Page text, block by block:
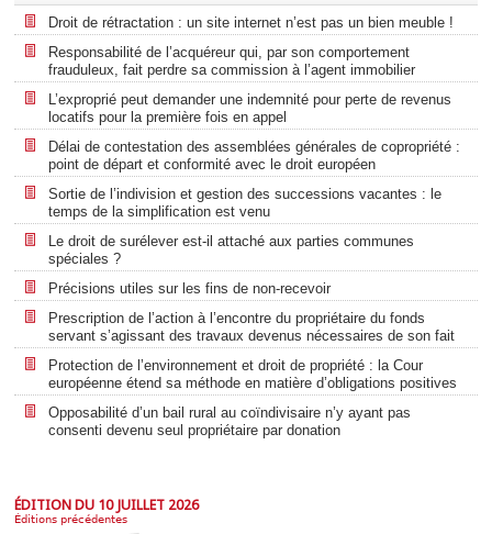
Droit de rétractation : un site internet n’est pas un bien meuble !
Responsabilité de l’acquéreur qui, par son comportement
frauduleux, fait perdre sa commission à l’agent immobilier
L’exproprié peut demander une indemnité pour perte de revenus
locatifs pour la première fois en appel
Délai de contestation des assemblées générales de copropriété :
point de départ et conformité avec le droit européen
Sortie de l’indivision et gestion des successions vacantes : le
temps de la simplification est venu
Le droit de surélever est-il attaché aux parties communes
spéciales ?
Précisions utiles sur les fins de non-recevoir
Prescription de l’action à l’encontre du propriétaire du fonds
servant s’agissant des travaux devenus nécessaires de son fait
Protection de l’environnement et droit de propriété : la Cour
européenne étend sa méthode en matière d’obligations positives
Opposabilité d’un bail rural au coïndivisaire n’y ayant pas
consenti devenu seul propriétaire par donation
ÉDITION DU 10 JUILLET 2026
Éditions précédentes